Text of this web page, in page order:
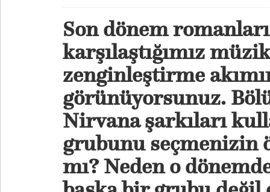
Son dönem
karşılaştığımız
zenginleştirme
görünüyorsunuz.
Nirvana şarkıları
grubunu seçmenizin
mı? Neden o